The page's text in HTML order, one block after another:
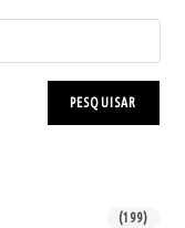
PESQUISAR
(199)